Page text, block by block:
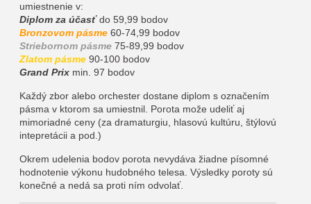
umiestnenie v:
Diplom za účasť do 59,99 bodov
Bronzovom pásme 60-74,99 bodov
Striebornom pásme 75-89,99 bodov
Zlatom pásme 90-100 bodov
Grand Prix min. 97 bodov
Každý zbor alebo orchester dostane diplom s označením
pásma v ktorom sa umiestnil. Porota može udeliť aj
mimoriadné ceny (za dramaturgiu, hlasovú kultúru, štýlovú
intepretácii a pod.)
Okrem udelenia bodov porota nevydáva žiadne písomné
hodnotenie výkonu hudobného telesa. Výsledky poroty sú
konečné a nedá sa proti ním odvolať.